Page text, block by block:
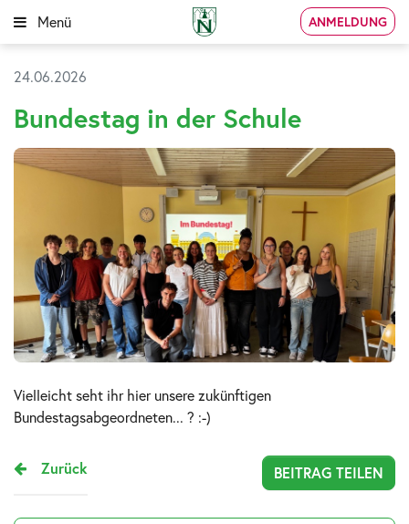
Menü ANMELDUNG
24.06.2026
Bundestag in der Schule
Vielleicht seht ihr hier unsere zukünftigen
Bundestagsabgeordneten... ? :-)
Zurück BEITRAG TEILEN